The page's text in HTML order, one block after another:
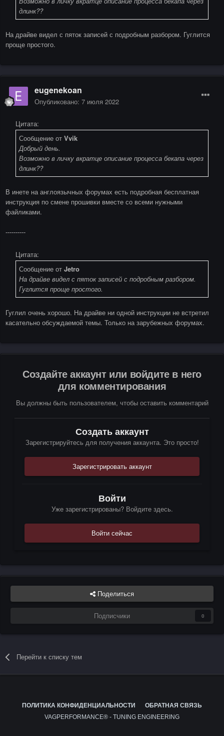
длинк??
На драйве видел с пяток записей с подробным разбором. Гуглится
проще простого.
eugenekoan
Опубликовано: 7 июля 2022
Цитата:
Сообщение от Vvik
Добрый день.
Возможно в личку вкратце описание процесса бекапа через
длинк??
В инете на англоязычных форумах есть подробная бесплатная
инструкция по смене прошивки вместе со всеми нужными
файликами.
----------
Цитата:
Сообщение от Jetro
На драйве видел с пяток записей с подробным разбором.
Гуглится проще простого.
Гуглил очень хорошо. На драйве ни одной инструкции не встретил
касательно обсуждаемой темы. Только на зарубежных форумах.
Создайте аккаунт или войдите в него
для комментирования
Вы должны быть пользователем, чтобы оставить комментарий
Создать аккаунт
Зарегистрируйтесь для получения аккаунта. Это просто!
Зарегистрировать аккаунт
Войти
Уже зарегистрированы? Войдите здесь.
Войти сейчас
Поделиться
Подписчики 0
Перейти к списку тем
ПОЛИТИКА КОНФИДЕНЦИАЛЬНОСТИ
ОБРАТНАЯ СВЯЗЬ
VAGPERFORMANCE® - TUNING ENGINEERING